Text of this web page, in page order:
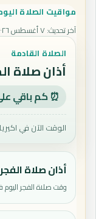
مواقيت الصلاة
آخر تحديث:٧ أغسطس ٢٠٢٦ في ١٢:٠٠ ص
الصلاة القادمة
أذان صلاة
⏰ كم باقي على
الوقت الآن في
أذان صلاة الفجر
وقت صلاة الفجر اليوم